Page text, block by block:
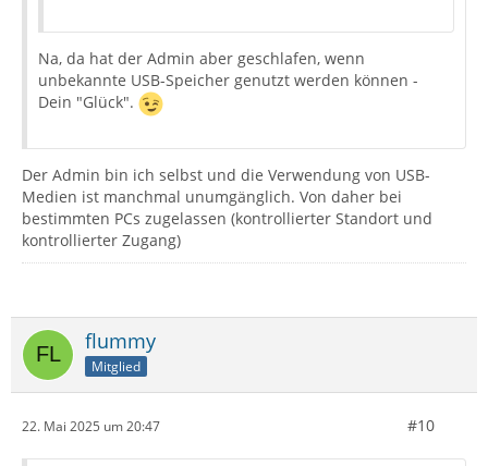
Na, da hat der Admin aber geschlafen, wenn
unbekannte USB-Speicher genutzt werden können -
Dein "Glück".
Der Admin bin ich selbst und die Verwendung von USB-
Medien ist manchmal unumgänglich. Von daher bei
bestimmten PCs zugelassen (kontrollierter Standort und
kontrollierter Zugang)
flummy
Mitglied
22. Mai 2025 um 20:47 #10